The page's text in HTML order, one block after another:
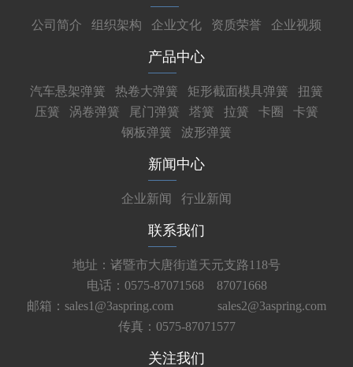
公司简介 组织架构 企业文化 资质荣誉 企业视频
产品中心
汽车悬架弹簧 热卷大弹簧 矩形截面模具弹簧
扭簧
压簧
涡卷弹簧 尾门弹簧 塔簧 拉簧 卡圈
卡簧
钢板弹簧
波形弹簧
新闻中心
企业新闻 行业新闻
联系我们
地址：诸暨市大唐街道天元支路118号
电话：0575-87071568 87071668
邮箱：sales1@3aspring.com
sales2@3aspring.com
传真：0575-87071577
关注我们